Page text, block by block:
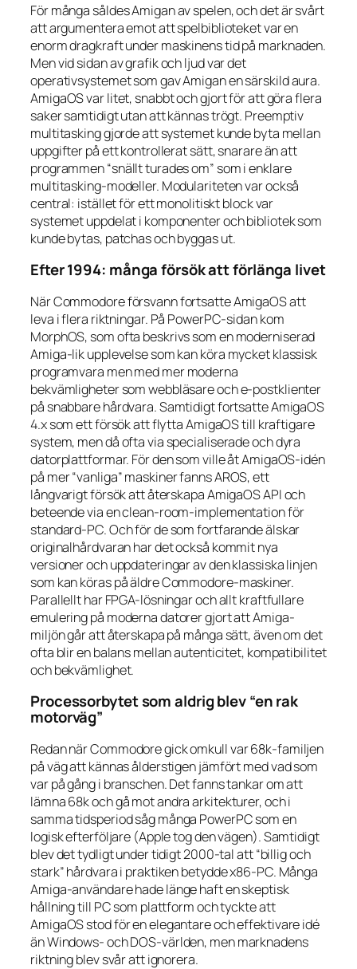
För många såldes Amigan av spelen, och det är svårt
att argumentera emot att spelbiblioteket var en
enorm dragkraft under maskinens tid på marknaden.
Men vid sidan av grafik och ljud var det
operativsystemet som gav Amigan en särskild aura.
AmigaOS var litet, snabbt och gjort för att göra flera
saker samtidigt utan att kännas trögt. Preemptiv
multitasking gjorde att systemet kunde byta mellan
uppgifter på ett kontrollerat sätt, snarare än att
programmen “snällt turades om” som i enklare
multitasking-modeller. Modulariteten var också
central: istället för ett monolitiskt block var
systemet uppdelat i komponenter och bibliotek som
kunde bytas, patchas och byggas ut.
Efter 1994: många försök att förlänga livet
När Commodore försvann fortsatte AmigaOS att
leva i flera riktningar. På PowerPC-sidan kom
MorphOS, som ofta beskrivs som en moderniserad
Amiga-lik upplevelse som kan köra mycket klassisk
programvara men med mer moderna
bekvämligheter som webbläsare och e-postklienter
på snabbare hårdvara. Samtidigt fortsatte AmigaOS
4.x som ett försök att flytta AmigaOS till kraftigare
system, men då ofta via specialiserade och dyra
datorplattformar. För den som ville åt AmigaOS-idén
på mer “vanliga” maskiner fanns AROS, ett
långvarigt försök att återskapa AmigaOS API och
beteende via en clean-room-implementation för
standard-PC. Och för de som fortfarande älskar
originalhårdvaran har det också kommit nya
versioner och uppdateringar av den klassiska linjen
som kan köras på äldre Commodore-maskiner.
Parallellt har FPGA-lösningar och allt kraftfullare
emulering på moderna datorer gjort att Amiga-
miljön går att återskapa på många sätt, även om det
ofta blir en balans mellan autenticitet, kompatibilitet
och bekvämlighet.
Processorbytet som aldrig blev “en rak
motorväg”
Redan när Commodore gick omkull var 68k-familjen
på väg att kännas ålderstigen jämfört med vad som
var på gång i branschen. Det fanns tankar om att
lämna 68k och gå mot andra arkitekturer, och i
samma tidsperiod såg många PowerPC som en
logisk efterföljare (Apple tog den vägen). Samtidigt
blev det tydligt under tidigt 2000-tal att “billig och
stark” hårdvara i praktiken betydde x86-PC. Många
Amiga-användare hade länge haft en skeptisk
hållning till PC som plattform och tyckte att
AmigaOS stod för en elegantare och effektivare idé
än Windows- och DOS-världen, men marknadens
riktning blev svår att ignorera.